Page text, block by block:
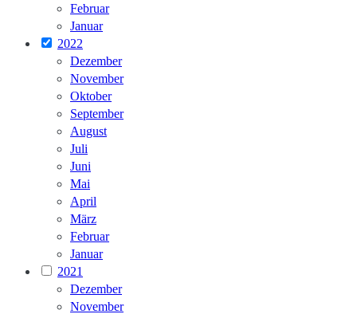
Februar
Januar
2022
Dezember
November
Oktober
September
August
Juli
Juni
Mai
April
März
Februar
Januar
2021
Dezember
November